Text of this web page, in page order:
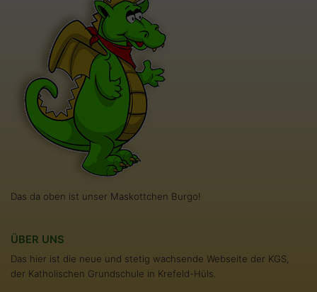
Das da oben ist unser Maskottchen Burgo!
ÜBER UNS
Das hier ist die neue und stetig wachsende Webseite der KGS,
der Katholischen Grundschule in Krefeld-Hüls.